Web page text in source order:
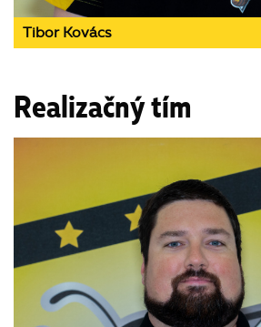
Tibor Kovács
Realizačný tím